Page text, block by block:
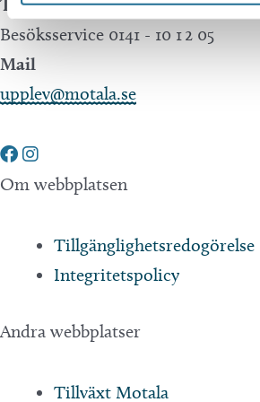
Besöksservice 0141 - 10 1 2 05
Mail
upplev@motala.se
Om webbplatsen
Tillgänglighetsredogörelse
Integritetspolicy
Andra webbplatser
Tillväxt Motala